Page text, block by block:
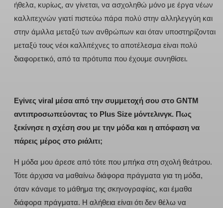
ήθελα, κυρίως, αν γίνεται, να ασχοληθώ μόνο με έργα νέων
καλλιτεχνών γιατί πιστεύω πάρα πολύ στην αλληλεγγύη και
στην άμιλλα μεταξύ των ανθρώπων και όταν υποστηρίζονται
μεταξύ τους νέοι καλλιτέχνες το αποτέλεσμα είναι πολύ
διαφορετικό, από τα πρότυπα που έχουμε συνηθίσει.
Eγiνες viral μέσα από την συμμετοχή σου στο GNTM
αντιπροσωπεύοντας το Plus Size μόντελινγκ. Πως
ξεκίνησε η σχέση σου με την μόδα και η απόφαση να
πάρεις μέρος στο ριάλιτι;
Η μόδα μου άρεσε από τότε που μπήκα στη σχολή θεάτρου.
Τότε άρχισα να μαθαίνω διάφορα πράγματα για τη μόδα,
όταν κάναμε το μάθημα της σκηνογραφίας, και έμαθα
διάφορα πράγματα. Η αλήθεια είναι ότι δεν θέλω να